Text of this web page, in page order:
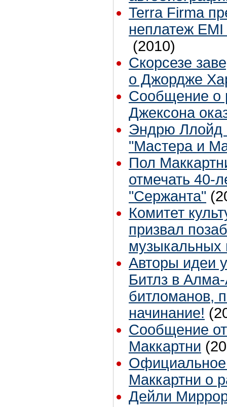
Terra Firma
неплатеж
(2010)
Скорсезе
о Джордже
Сообщение о
Джексона
Эндрю Ллойд
"Мастера и
Пол
отмечать 40-
"Сержанта"
Комитет
призвал
музыкальных
Авторы идеи
Битлз в Алма-
битломанов,
начинание!
Сообщение
Маккартни
Официальное
Маккартни о
Дейли